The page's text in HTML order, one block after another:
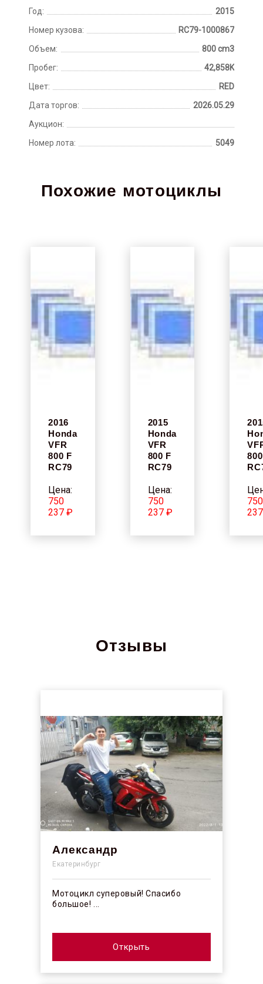
Год:
2015
Номер кузова:
RC79-1000867
Объем:
800 cm3
Пробег:
42,858K
Цвет:
RED
Дата торгов:
2026.05.29
Аукцион:
Номер лота:
5049
Похожие мотоциклы
2016
Honda
VFR
800 F
RC79
Цена:
750
237 ₽
2015
Honda
VFR
800 F
RC79
Цена:
750
237 ₽
750
Отзывы
Александр
Екатеринбург
Мотоцикл суперовый! Спасибо
большое! ...
Открыть